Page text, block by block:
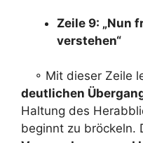
Zeile 9: „Nun
verstehen“
◦ Mit dieser Zeile
deutlichen
Haltung des
beginnt zu bröckeln.